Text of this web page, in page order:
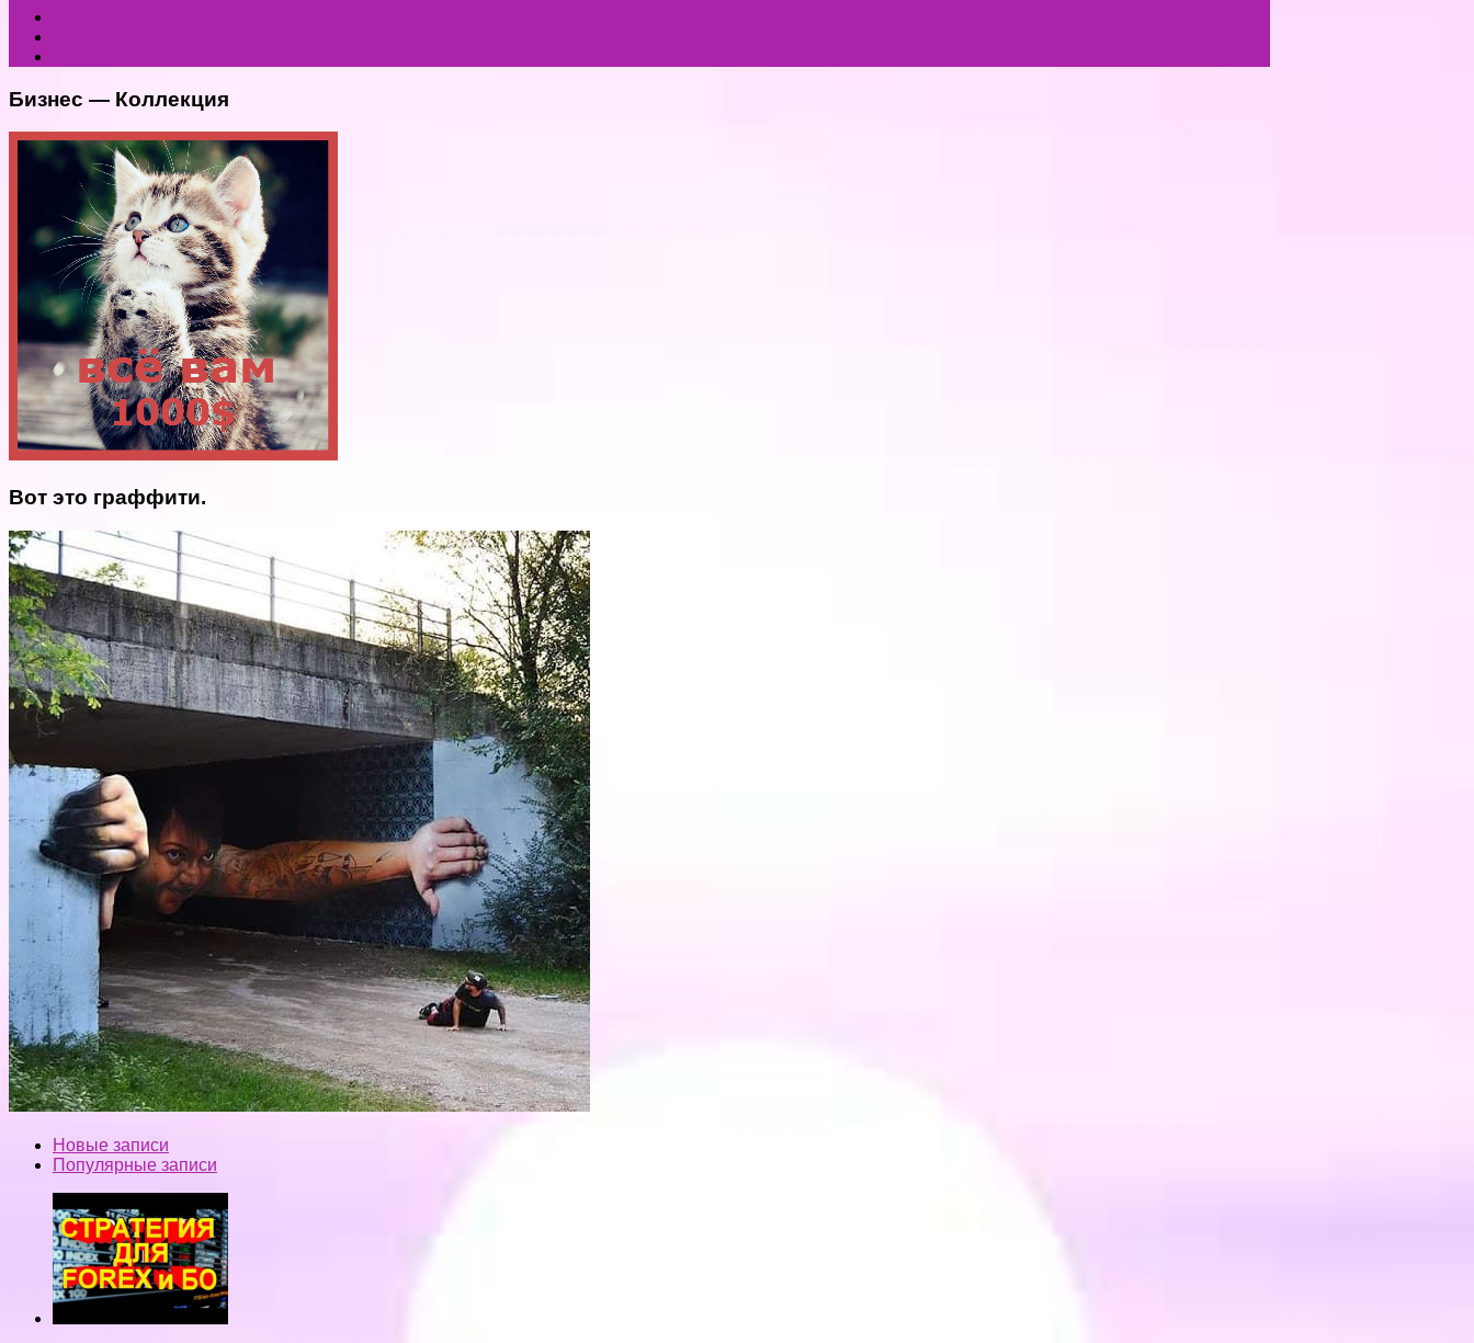
Бизнес — Коллекция
Вот это граффити.
Новые записи
Популярные записи